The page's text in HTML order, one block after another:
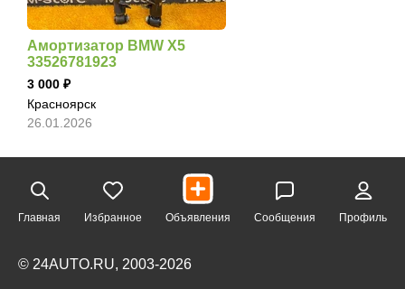
Амортизатор BMW X5
33526781923
3 000
Красноярск
26.01.2026
Главная Избранное Объявления Сообщения Профиль
© 24AUTO.RU, 2003-2026